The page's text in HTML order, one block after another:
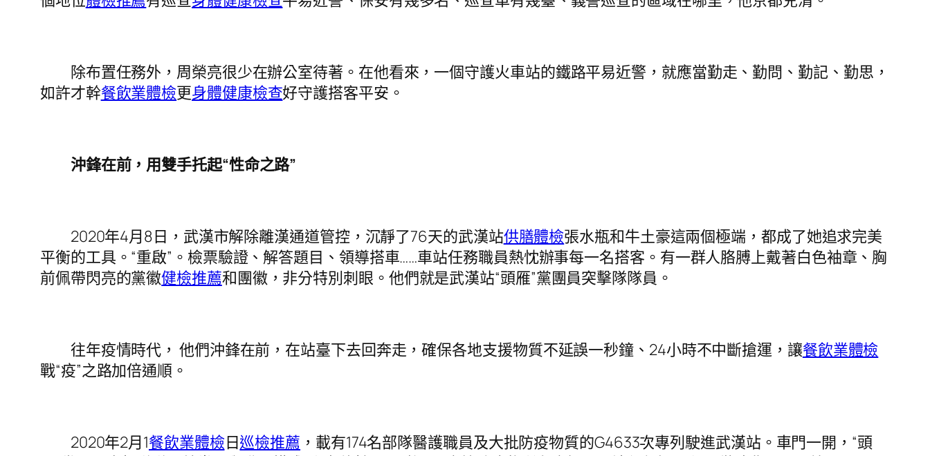
除布置任務外，周榮亮很少在辦公室待著。在他看來，一個守護火車站的鐵路平易近警，就應當勤走、勤問、勤記、勤思，
如許才幹餐飲業體檢更身體健康檢查好守護搭客平安。
沖鋒在前，用雙手托起“性命之路”
2020年4月8日，武漢市解除離漢通道管控，沉靜了76天的武漢站供膳體檢張水瓶和牛土豪這兩個極端，都成了她追求完美
平衡的工具。“重啟”。檢票驗證、解答題目、領導搭車……車站任務職員熱忱辦事每一名搭客。有一群人胳膊上戴著白色袖章、胸
前佩帶閃亮的黨徽健檢推薦和團徽，非分特別刺眼。他們就是武漢站“頭雁”黨團員突擊隊隊員。
往年疫情時代， 他們沖鋒在前，在站臺下去回奔走，確保各地支援物質不延誤一秒鐘、24小時不中斷搶運，讓餐飲業體檢
戰“疫”之路加倍通順。
2020年2月1餐飲業體檢日巡檢推薦 ，載有174名部隊醫護職員及大批防疫物質的G4633次專列駛進武漢站。車門一開，“頭